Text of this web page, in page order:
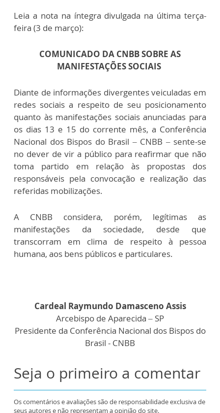
Leia a nota na íntegra divulgada na última terça-
feira (3 de março):
COMUNICADO DA CNBB SOBRE AS
MANIFESTAÇÕES SOCIAIS
Diante de informações divergentes veiculadas em
redes sociais a respeito de seu posicionamento
quanto às manifestações sociais anunciadas para
os dias 13 e 15 do corrente mês, a Conferência
Nacional dos Bispos do Brasil – CNBB – sente-se
no dever de vir a público para reafirmar que não
toma partido em relação às propostas dos
responsáveis pela convocação e realização das
referidas mobilizações.
A CNBB considera, porém, legítimas as
manifestações da sociedade, desde que
transcorram em clima de respeito à pessoa
humana, aos bens públicos e particulares.
Cardeal Raymundo Damasceno Assis
Arcebispo de Aparecida – SP
Presidente da Conferência Nacional dos Bispos do
Brasil - CNBB
Seja o primeiro a comentar
Os comentários e avaliações são de responsabilidade exclusiva de
seus autores e não representam a opinião do site.